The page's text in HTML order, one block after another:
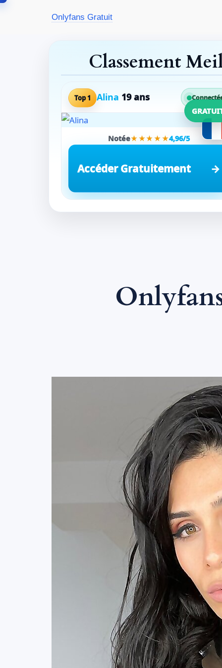
Onlyfans Gratuit
Classement
Top 1 Alina 19 ans
Notée★★★★★4,96/5
Accéder Gratuitement